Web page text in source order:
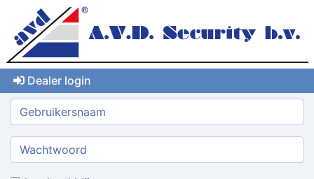
Dealer login
Gebruikersnaam:
Wachtwoord: